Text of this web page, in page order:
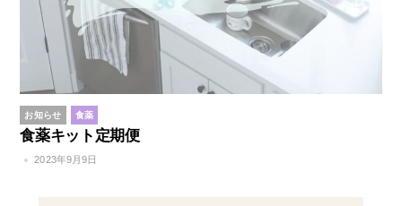
お知らせ 食薬
食薬キット定期便
2023年9月9日